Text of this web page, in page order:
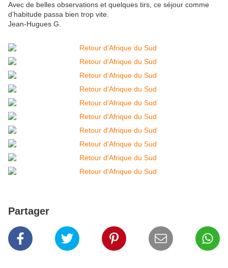
Avec de belles observations et quelques tirs, ce séjour comme
d’habitude passa bien trop vite.
Jean-Hugues G.
Partager